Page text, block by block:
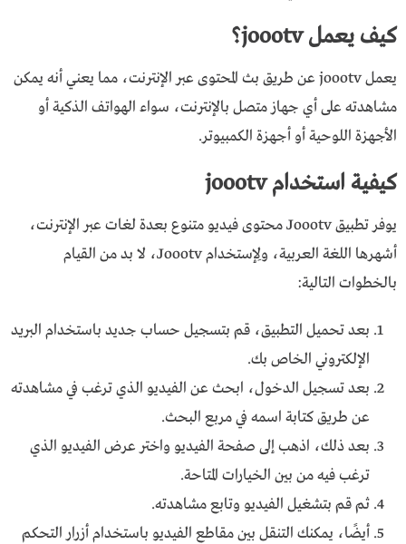
كيف يعمل joootv؟
يعمل joootv عن طريق بث المحتوى عبر الإنترنت، مما يعني أنه يمكن
مشاهدته على أي جهاز متصل بالإنترنت، سواء الهواتف الذكية أو
الأجهزة اللوحية أو أجهزة الكمبيوتر.
كيفية استخدام joootv
يوفر تطبيق Joootv محتوى فيديو متنوع بعدة لغات عبر الإنترنت،
أشهرها اللغة العربية، ولِإستخدام Joootv، لا بد من القيام
بالخطوات التالية:
بعد تحميل التطبيق، قم بتسجيل حساب جديد باستخدام البريد
الإلكتروني الخاص بك.
بعد تسجيل الدخول، ابحث عن الفيديو الذي ترغب في مشاهدته
عن طريق كتابة اسمه في مربع البحث.
بعد ذلك، اذهب إلى صفحة الفيديو واختر عرض الفيديو الذي
ترغب فيه من بين الخيارات المتاحة.
ثم قم بتشغيل الفيديو وتابع مشاهدته.
أيضًا، يمكنك التنقل بين مقاطع الفيديو باستخدام أزرار التحكم